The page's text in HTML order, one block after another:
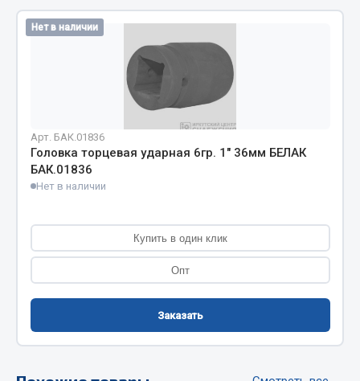
Угольники
Фитинги
Автомобильный инструмент
Крепежный инструмент
Режущий инструмент
Слесарный инструмент
Нет в наличии
Арт. БАК.01836
Головка торцевая ударная 6гр. 1" 36мм БЕЛАК
БАК.01836
Нет в наличии
Купить в один клик
Опт
Заказать